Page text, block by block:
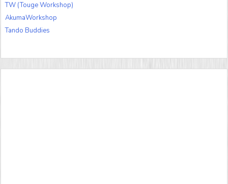
TW (Touge Workshop)
AkumaWorkshop
Tando Buddies